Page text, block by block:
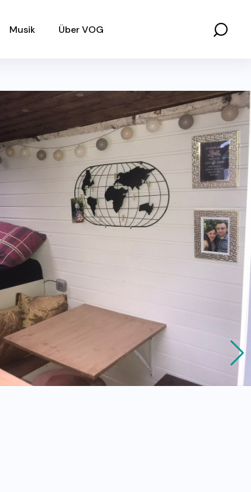
Musik Über VOG